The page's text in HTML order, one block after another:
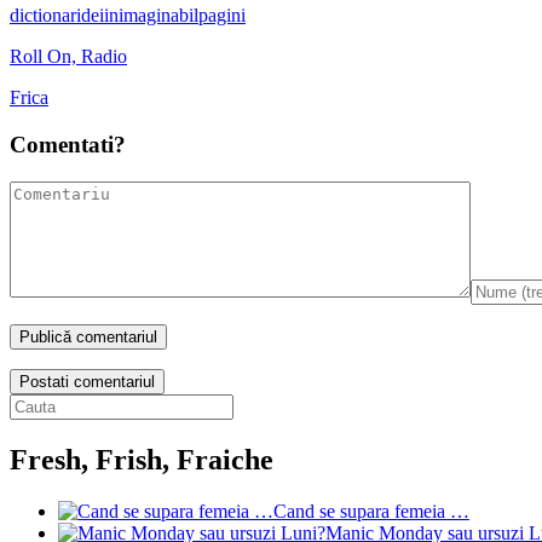
dictionarideiinimaginabilpagini
Roll On, Radio
Frica
Comentati?
Postati comentariul
Fresh, Frish, Fraiche
Cand se supara femeia …
Manic Monday sau ursuzi